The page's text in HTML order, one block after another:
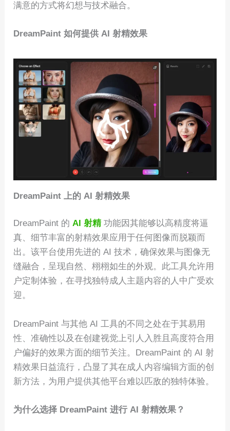
满意的方式将幻想与技术融合。
DreamPaint 如何提供 AI 射精效果
DreamPaint 上的 AI 射精效果
DreamPaint 的AI 射精功能因其能够以高精度将逼
真、细节丰富的射精效果应用于任何图像而脱颖而
出。该平台使用先进的 AI 技术，确保效果与图像无
缝融合，呈现自然、栩栩如生的外观。此工具允许用
户定制体验，在寻找独特成人主题内容的人中广受欢
迎。
DreamPaint 与其他 AI 工具的不同之处在于其易用
性、准确性以及在创建视觉上引人入胜且高度符合用
户偏好的效果方面的细节关注。DreamPaint 的 AI 射
精效果日益流行，凸显了其在成人内容编辑方面的创
新方法，为用户提供其他平台难以匹敌的独特体验。
为什么选择 DreamPaint 进行 AI 射精效果？